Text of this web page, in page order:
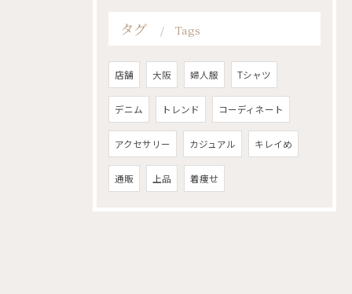
タグ Tags
店舗 大阪 婦人服 Tシャツ
デニム トレンド コーディネート
アクセサリー カジュアル キレイめ
通販 上品 着痩せ